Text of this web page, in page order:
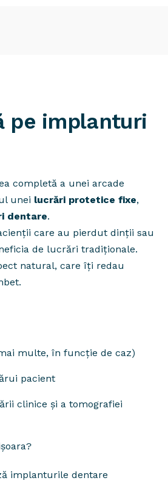
pe implanturi
completă a unei arcade
unei lucrări protetice fixe,
dentare.
care au pierdut dinții sau
de lucrări tradiționale.
natural, care îți redau
multe, în funcție de caz)
pacient
clinice și a tomografiei
implanturile dentare